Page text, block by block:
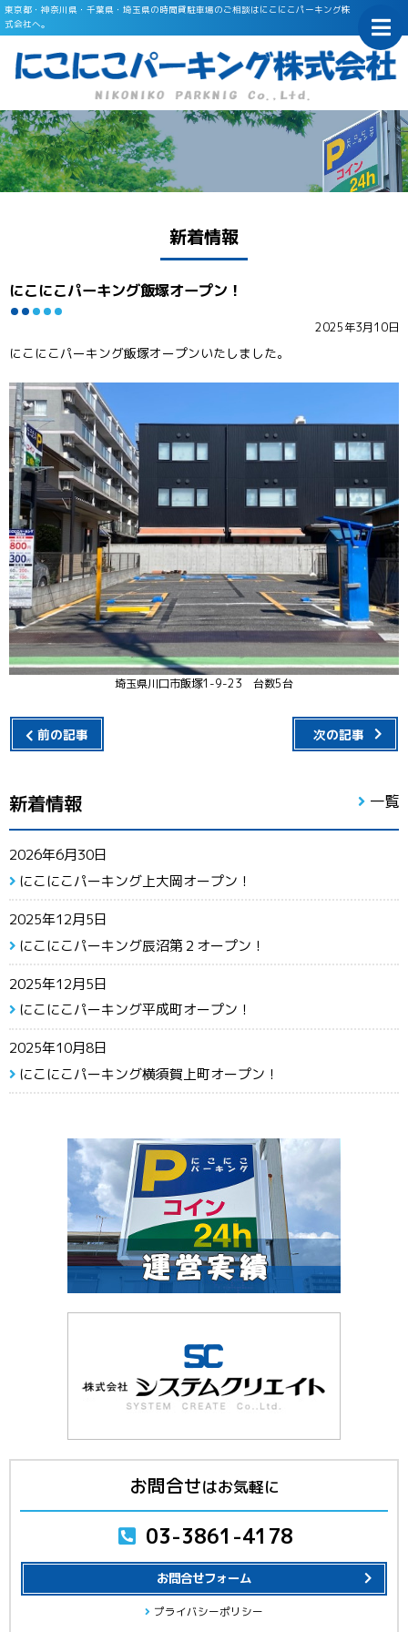
東京都・神奈川県・千葉県・埼玉県の時間貸駐車場のご相談はにこにこパーキング株
式会社へ。
ホーム Home
土地活用をお考えの方へ Opening flow
お問合せ
新着情報
にこにこパーキング飯塚オープン！
2025年3月10日
にこにこパーキング飯塚オープンいたしました。
埼玉県川口市飯塚1-9-23 台数5台
前の記事 次の記事
新着情報 一覧
2026年6月30日
にこにこパーキング上大岡オープン！
2025年12月5日
にこにこパーキング辰沼第２オープン！
2025年12月5日
にこにこパーキング平成町オープン！
2025年10月8日
にこにこパーキング横須賀上町オープン！
お問合せはお気軽に
03-3861-4178
お問合せフォーム
プライバシーポリシー